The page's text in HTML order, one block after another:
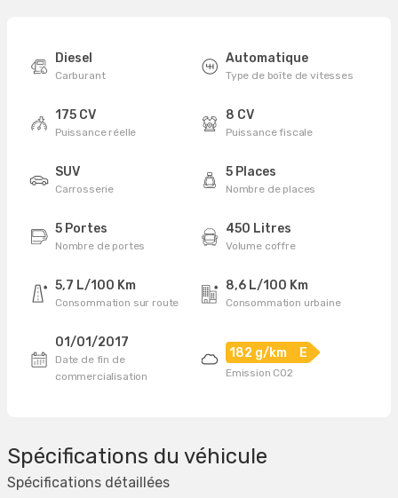
Diesel
Carburant
Automatique
Type de boîte de vitesses
175 CV
Puissance réelle
8 CV
Puissance fiscale
SUV
Carrosserie
5 Places
Nombre de places
5 Portes
Nombre de portes
450 Litres
Volume coffre
5,7 L/100 Km
Consommation sur route
8,6 L/100 Km
Consommation urbaine
01/01/2017
Date de fin de
commercialisation
182 g/km E
Emission CO2
Spécifications du véhicule
Spécifications détaillées